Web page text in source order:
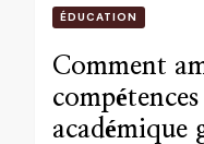
ÉDUCATION
Comment
académique